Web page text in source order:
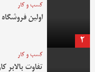
2
کسب و کار
اولین
کسب و کار
تفاوت بالابر